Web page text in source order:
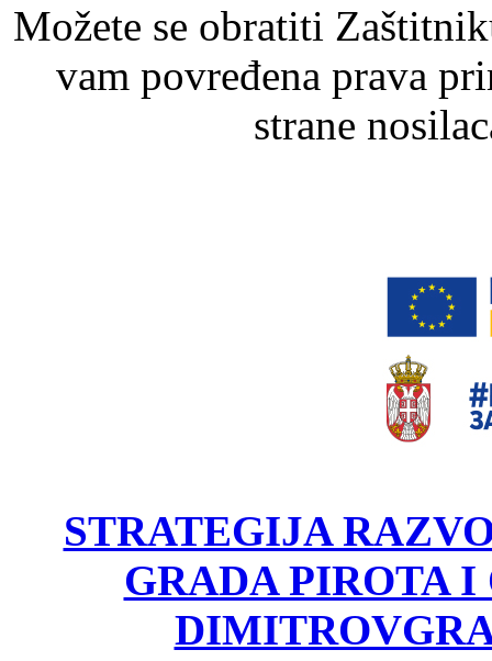
Možete se obratiti
vam povređena prava
strane
STRATEGIJA
GRADA PIROTA